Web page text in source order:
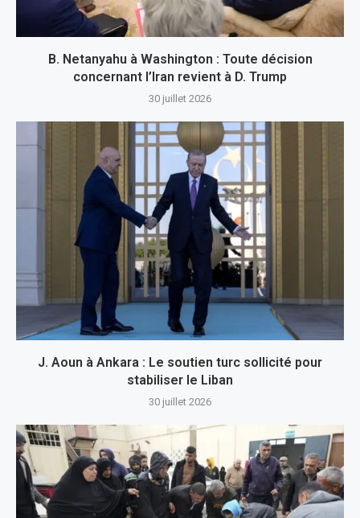
B. Netanyahu à Washington : Toute décision
concernant l’Iran revient à D. Trump
30 juillet 2026
J. Aoun à Ankara : Le soutien turc sollicité pour
stabiliser le Liban
30 juillet 2026